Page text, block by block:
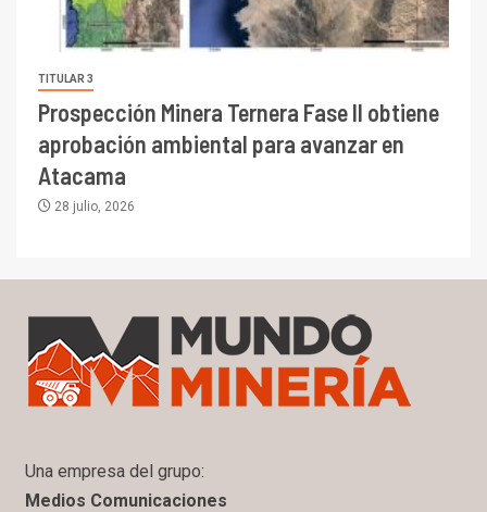
TITULAR 3
Prospección Minera Ternera Fase II obtiene
aprobación ambiental para avanzar en
Atacama
28 julio, 2026
Una empresa del grupo:
Medios Comunicaciones